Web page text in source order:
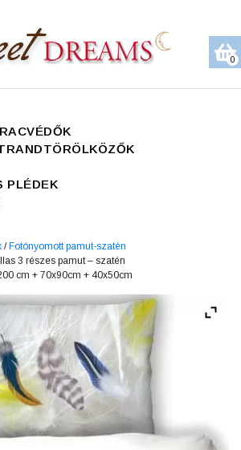
PLÉDEK
/ Fotónyomott pamut-szatén
3 részes pamut – szatén
cm + 70x90cm + 40x50cm
0